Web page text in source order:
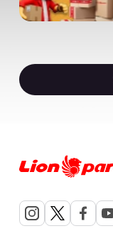
2
of